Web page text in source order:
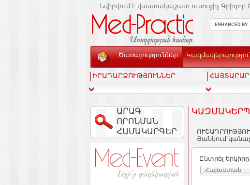
Նվիրվում է վաստակաշատ ուսուցիչ Գրիգոր
Ծառայություններ
ԻՐԱԴԱՐՁՈՒԹՅՈՒՆՆԵՐ
ԱՐԱԳ
ՈՐՈՆՄԱՆ
ՀԱՄԱԿԱՐԳԵՐ
Ցանկում
Ընտրել
Հայաստան